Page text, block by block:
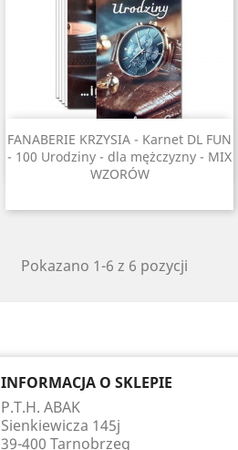
FANABERIE KRZYSIA - Karnet DL FUN
- 100 Urodziny - dla mężczyzny - MIX
WZORÓW
 Szybki podgląd
Pokazano 1-6 z 6 pozycji
INFORMACJA O SKLEPIE
P.T.H. ABAK
Sienkiewicza 145j
39-400 Tarnobrzeg